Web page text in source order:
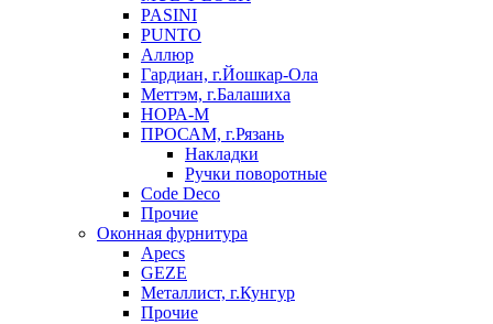
PASINI
PUNTO
Аллюр
Гардиан, г.Йошкар-Ола
Меттэм, г.Балашиха
НОРА-М
ПРОСАМ, г.Рязань
Накладки
Ручки поворотные
Code Deco
Прочие
Оконная фурнитура
Apecs
GEZE
Металлист, г.Кунгур
Прочие